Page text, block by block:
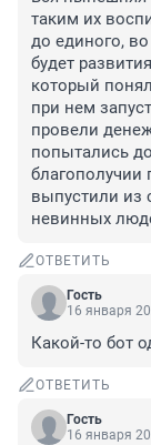
таким их
до единого,
будет
который
при нем
провели
попытались
благополучии
выпустили из
невинных
ОТВЕТИТЬ
Гость
16 января
Какой-то бот
ОТВЕТИТЬ
Гость
16 января